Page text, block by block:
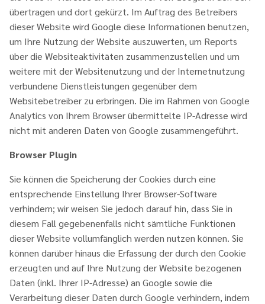
übertragen und dort gekürzt. Im Auftrag des Betreibers
dieser Website wird Google diese Informationen benutzen,
um Ihre Nutzung der Website auszuwerten, um Reports
über die Websiteaktivitäten zusammenzustellen und um
weitere mit der Websitenutzung und der Internetnutzung
verbundene Dienstleistungen gegenüber dem
Websitebetreiber zu erbringen. Die im Rahmen von Google
Analytics von Ihrem Browser übermittelte IP-Adresse wird
nicht mit anderen Daten von Google zusammengeführt.
Browser Plugin
Sie können die Speicherung der Cookies durch eine
entsprechende Einstellung Ihrer Browser-Software
verhindern; wir weisen Sie jedoch darauf hin, dass Sie in
diesem Fall gegebenenfalls nicht sämtliche Funktionen
dieser Website vollumfänglich werden nutzen können. Sie
können darüber hinaus die Erfassung der durch den Cookie
erzeugten und auf Ihre Nutzung der Website bezogenen
Daten (inkl. Ihrer IP-Adresse) an Google sowie die
Verarbeitung dieser Daten durch Google verhindern, indem